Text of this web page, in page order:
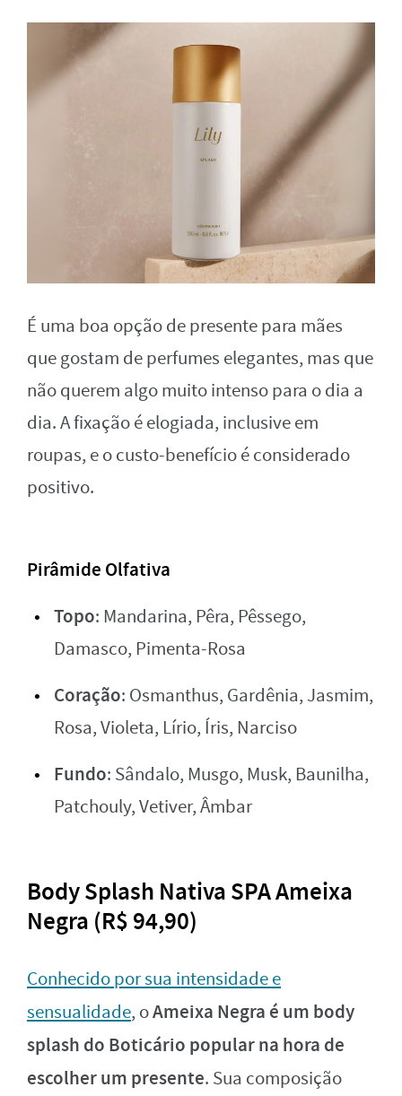
É uma boa opção de presente para mães
que gostam de perfumes elegantes, mas que
não querem algo muito intenso para o dia a
dia. A fixação é elogiada, inclusive em
roupas, e o custo-benefício é considerado
positivo.
Pirâmide Olfativa
Topo: Mandarina, Pêra, Pêssego,
Damasco, Pimenta-Rosa
Coração: Osmanthus, Gardênia, Jasmim,
Rosa, Violeta, Lírio, Íris, Narciso
Fundo: Sândalo, Musgo, Musk, Baunilha,
Patchouly, Vetiver, Âmbar
Body Splash Nativa SPA Ameixa
Negra (R$ 94,90)
Conhecido por sua intensidade e
sensualidade, oAmeixa Negra é um body
splash do Boticário popular na hora de
escolher um presente. Sua composição